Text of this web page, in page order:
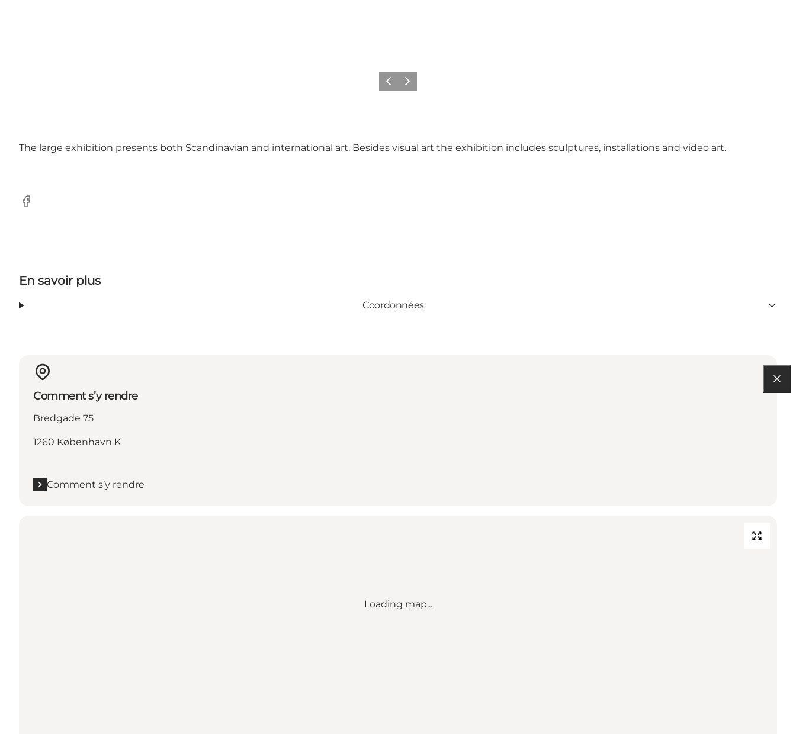
PrécédentSuivant
The large exhibition presents both Scandinavian and international art. Besides visual art the exhibition includes sculptures, installations and video art.
Facebook
En savoir plus
Coordonnées
Comment s’y rendre
Bredgade 75
1260 København K
Comment s’y rendre
Loading map...